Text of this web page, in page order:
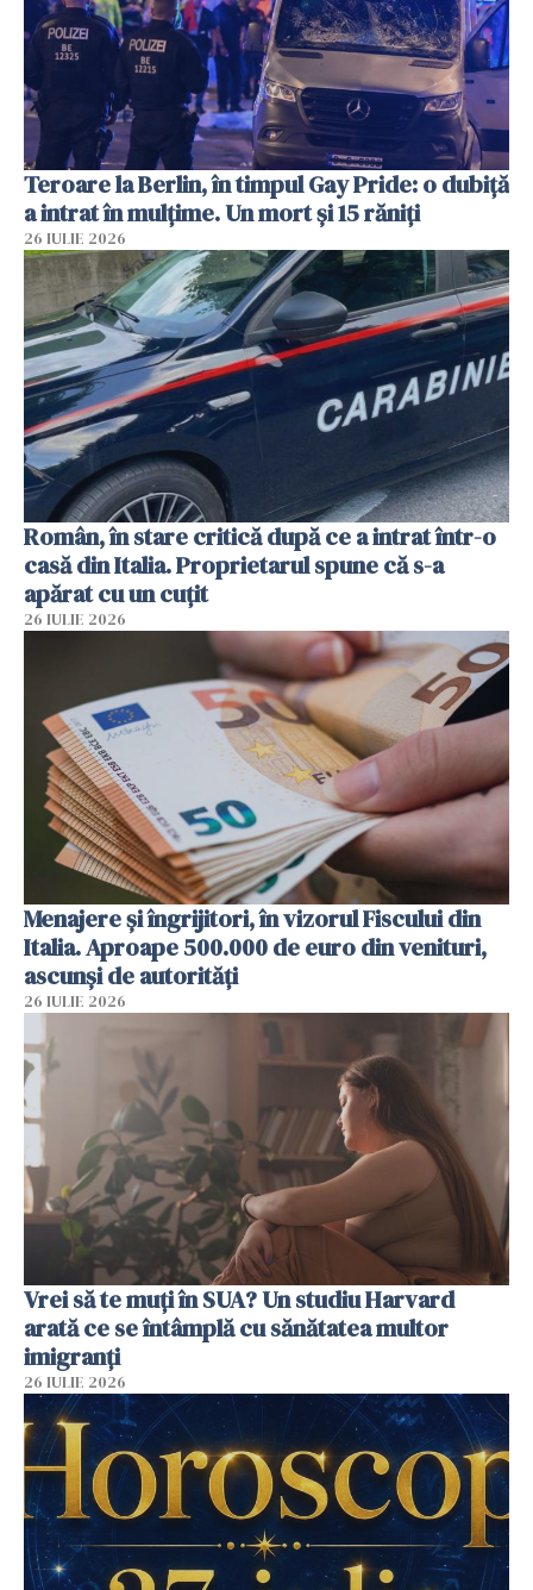
Teroare la Berlin, în timpul Gay Pride: o dubiță
a intrat în mulțime. Un mort și 15 răniți
26 IULIE 2026
Român, în stare critică după ce a intrat într-o
casă din Italia. Proprietarul spune că s-a
apărat cu un cuțit
26 IULIE 2026
Menajere și îngrijitori, în vizorul Fiscului din
Italia. Aproape 500.000 de euro din venituri,
ascunși de autorități
26 IULIE 2026
Vrei să te muți în SUA? Un studiu Harvard
arată ce se întâmplă cu sănătatea multor
imigranți
26 IULIE 2026